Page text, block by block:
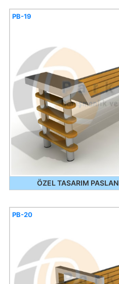
ÖZEL TASARIM
PB-19
PB-20